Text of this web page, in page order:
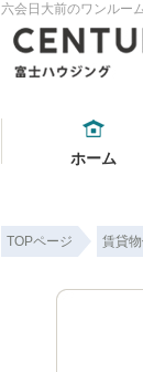
六会日大前のワンルー
ホーム
TOPページ 賃貸